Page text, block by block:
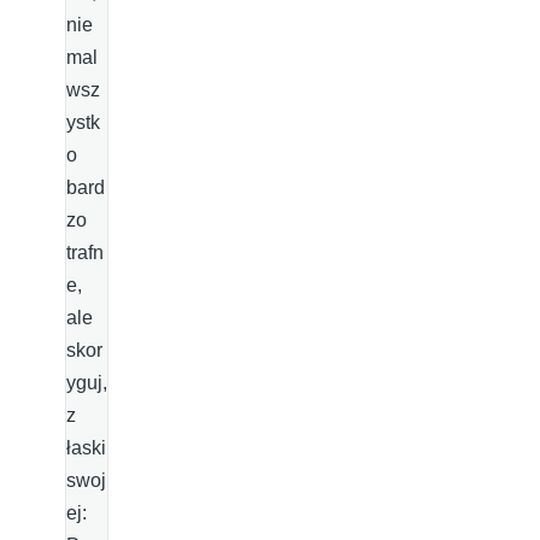
nie
mal
wsz
ystk
o
bard
zo
trafn
e,
ale
skor
yguj,
z
łaski
swoj
ej: